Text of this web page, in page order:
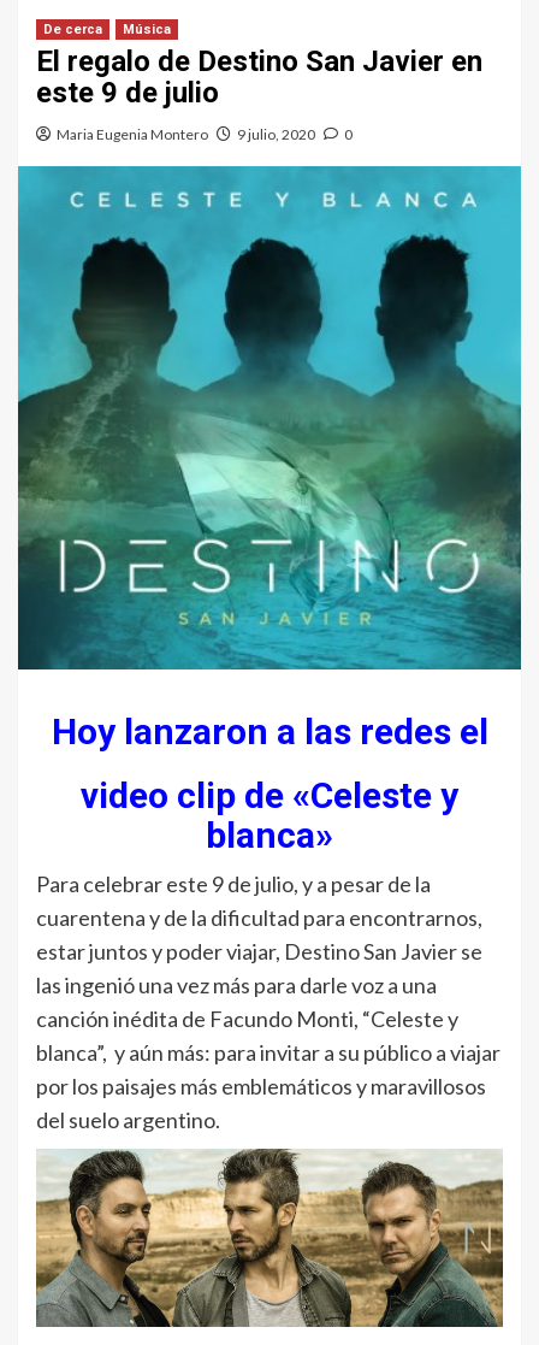
De cerca Música
El regalo de Destino San Javier en
este 9 de julio
Maria Eugenia Montero 9 julio, 2020 0
Hoy lanzaron a las redes el
video clip de «Celeste y
blanca»
Para celebrar este 9 de julio, y a pesar de la
cuarentena y de la dificultad para encontrarnos,
estar juntos y poder viajar, Destino San Javier se
las ingenió una vez más para darle voz a una
canción inédita de Facundo Monti, “Celeste y
blanca”, y aún más: para invitar a su público a viajar
por los paisajes más emblemáticos y maravillosos
del suelo argentino.